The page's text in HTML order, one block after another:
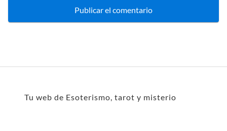
Tu web de Esoterismo, tarot y misterio